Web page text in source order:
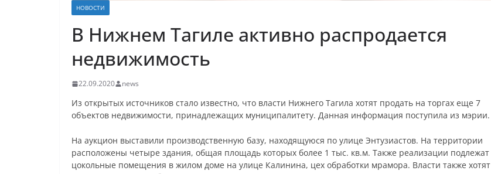
НОВОСТИ
В Нижнем Тагиле активно распродается
недвижимость
22.09.2020 news
Из открытых источников стало известно, что власти Нижнего Тагила хотят продать на торгах еще 7
объектов недвижимости, принадлежащих муниципалитету. Данная информация поступила из мэрии.
На аукцион выставили производственную базу, находящуюся по улице Энтузиастов. На территории
расположены четыре здания, общая площадь которых более 1 тыс. кв.м. Также реализации подлежат
цокольные помещения в жилом доме на улице Калинина, цех обработки мрамора. Власти также хотят